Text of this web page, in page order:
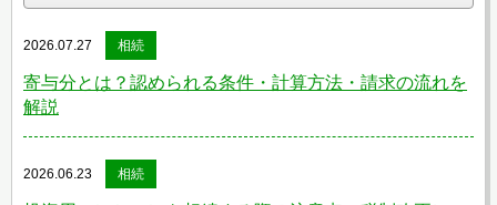
2026.07.27 相続
寄与分とは？認められる条件・計算方法・請求の流れを
解説
2026.06.23 相続